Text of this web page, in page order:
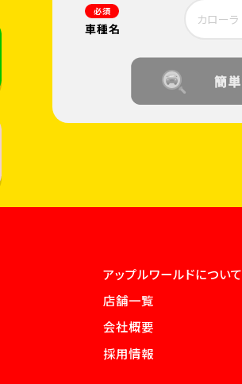
必須
車種名
アップルワールドについて
店舗一覧
会社概要
採用情報